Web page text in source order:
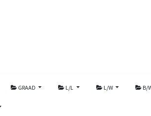
GRAAD L/L L/W B/